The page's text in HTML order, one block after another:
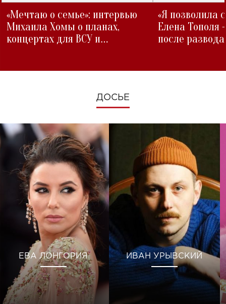
«Мечтаю о семье»: интервью
Михаила Хомы о планах,
концертах для ВСУ и
«Я позволила
Елена Тополя
после развода
ДОСЬЕ
ЕВА ЛОНГОРИЯ ИВАН УРЫВСКИЙ